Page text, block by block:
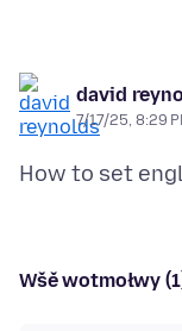
david
7/17/25, 8:29
Wšě wotmołwy